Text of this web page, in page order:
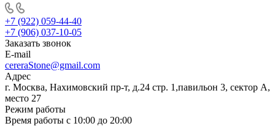
+7 (922) 059-44-40
+7 (906) 037-10-05
Заказать звонок
E-mail
cereraStone@gmail.com
Адрес
г. Москва, Нахимовский пр-т, д.24 стр. 1,павильон 3, сектор А,
место 27
Режим работы
Время работы с 10:00 до 20:00